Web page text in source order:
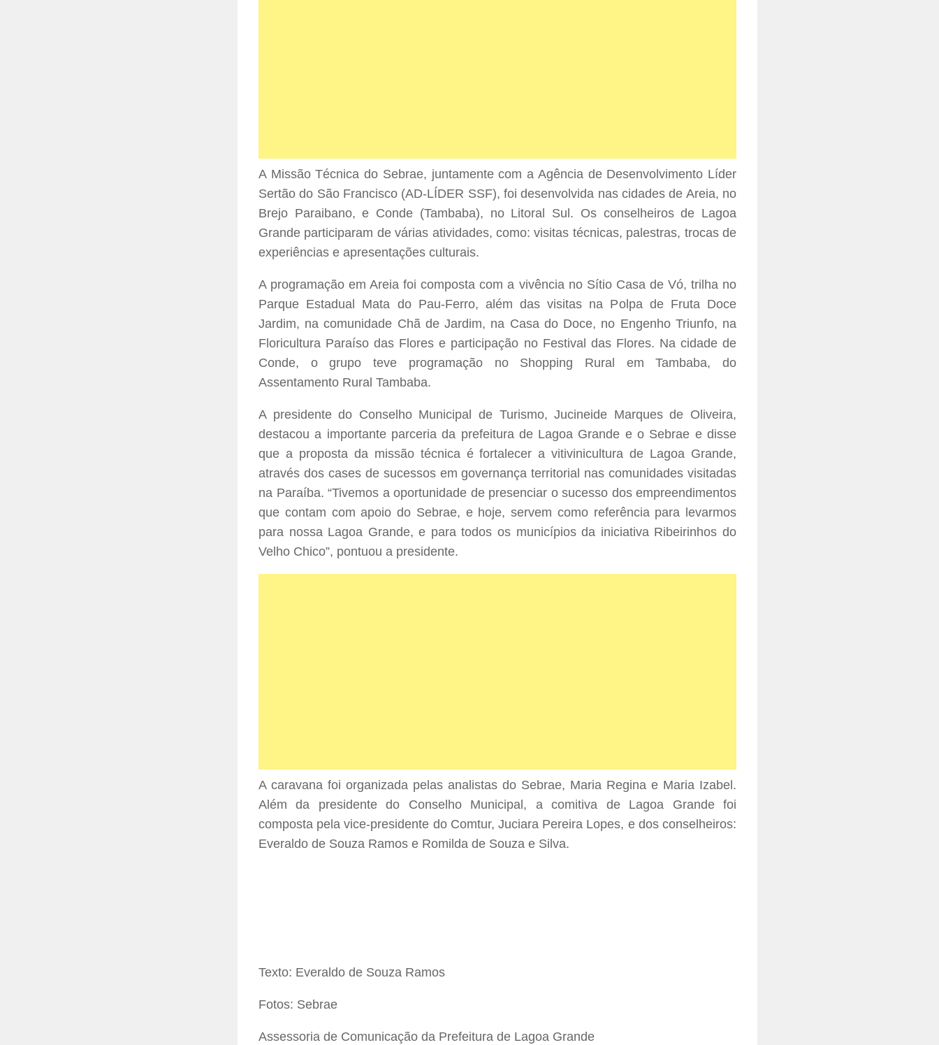
A Missão Técnica do Sebrae, juntamente com a Agência de Desenvolvimento Líder
Sertão do São Francisco (AD-LÍDER SSF), foi desenvolvida nas cidades de Areia, no
Brejo Paraibano, e Conde (Tambaba), no Litoral Sul. Os conselheiros de Lagoa
Grande participaram de várias atividades, como: visitas técnicas, palestras, trocas de
experiências e apresentações culturais.
A programação em Areia foi composta com a vivência no Sítio Casa de Vó, trilha no
Parque Estadual Mata do Pau-Ferro, além das visitas na Polpa de Fruta Doce
Jardim, na comunidade Chã de Jardim, na Casa do Doce, no Engenho Triunfo, na
Floricultura Paraíso das Flores e participação no Festival das Flores. Na cidade de
Conde, o grupo teve programação no Shopping Rural em Tambaba, do
Assentamento Rural Tambaba.
A presidente do Conselho Municipal de Turismo, Jucineide Marques de Oliveira,
destacou a importante parceria da prefeitura de Lagoa Grande e o Sebrae e disse
que a proposta da missão técnica é fortalecer a vitivinicultura de Lagoa Grande,
através dos cases de sucessos em governança territorial nas comunidades visitadas
na Paraíba. “Tivemos a oportunidade de presenciar o sucesso dos empreendimentos
que contam com apoio do Sebrae, e hoje, servem como referência para levarmos
para nossa Lagoa Grande, e para todos os municípios da iniciativa Ribeirinhos do
Velho Chico”, pontuou a presidente.
A caravana foi organizada pelas analistas do Sebrae, Maria Regina e Maria Izabel.
Além da presidente do Conselho Municipal, a comitiva de Lagoa Grande foi
composta pela vice-presidente do Comtur, Juciara Pereira Lopes, e dos conselheiros:
Everaldo de Souza Ramos e Romilda de Souza e Silva.
Texto: Everaldo de Souza Ramos
Fotos: Sebrae
Assessoria de Comunicação da Prefeitura de Lagoa Grande